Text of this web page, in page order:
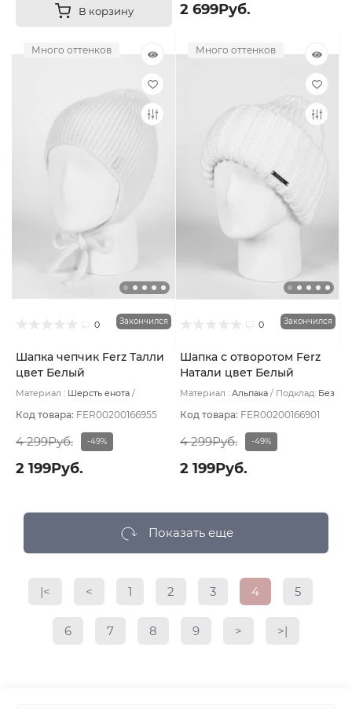
В корзину 2 699Руб.
Много оттенков
0 Закончился
Шапка чепчик Ferz Талли
цвет Белый
Материал : Шерсть енота
Код товара: FER00200166955
4 299Руб. -49%
2 199Руб.
Много оттенков
0 Закончился
Шапка с отворотом Ferz
Натали цвет Белый
Материал : Альпака Подклад: Без
Код товара: FER00200166901
4 299Руб. -49%
2 199Руб.
Показать еще
|< < 1 2 3 4 5
6 7 8 9 > >|